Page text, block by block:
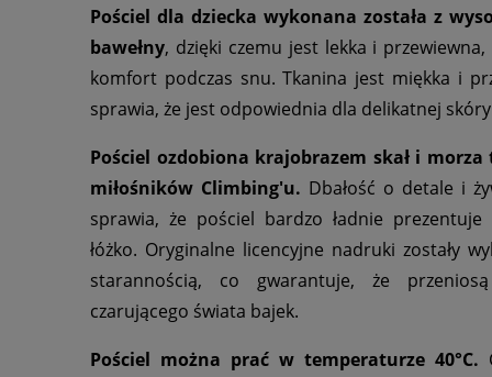
Pościel dla dziecka wykonana została z
bawełny, dzięki czemu jest lekka i
komfort podczas snu. Tkanina jest miękka i
sprawia, że jest odpowiednia dla delikatnej
Pościel ozdobiona krajobrazem skał i
miłośników Climbing'u. Dbałość o detale i
sprawia, że pościel bardzo ładnie
łóżko. Oryginalne licencyjne nadruki zostały
starannością, co gwarantuje, że
czarującego świata bajek.
Pościel można prać w temperaturze 40°C.